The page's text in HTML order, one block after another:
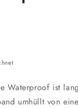
Waterproof ist
umhüllt von